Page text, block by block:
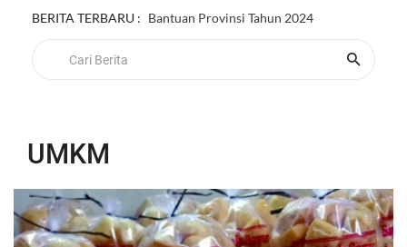
BERITA TERBARU : Bantuan Provinsi Tahun 2024
UMKM